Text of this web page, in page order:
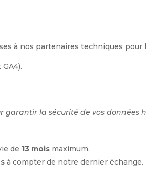
à nos partenaires techniques
la sécurité de vos données
de 13 mois maximum.
à compter de notre dernier échange.